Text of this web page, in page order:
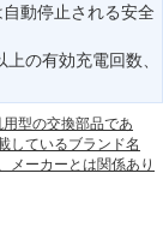
動停止される安全
の有効充電回数、
型の交換部品であ
しているブランド名
メーカーとは関係あり